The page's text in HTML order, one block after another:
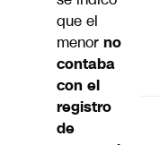
que el
menor no
contaba
con el
registro
de